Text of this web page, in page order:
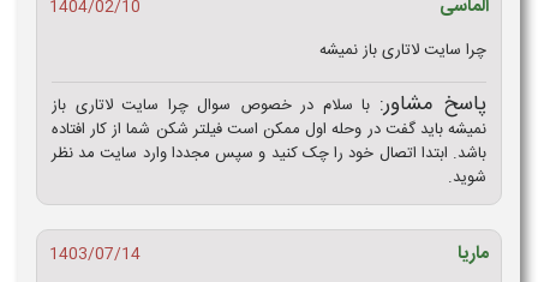
الماسی
1404/02/10
چرا سایت لاتاری باز نمیشه
پاسخ مشاور: با سلام در خصوص سوال چرا سایت لاتاری باز
نمیشه باید گفت در وحله اول ممکن است فیلتر شکن شما از کار افتاده
باشد. ابتدا اتصال خود را چک کنید و سپس مجددا وارد سایت مد نظر
شوید.
ماریا
1403/07/14